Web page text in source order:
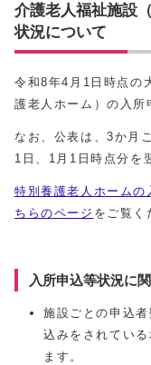
介護老人福祉施設
状況について
令和8年4月1日時点の
護老人ホーム）の入所
なお、公表は、3か月
1日、1月1日時点分を
特別養護老人ホームの
ちらのページ をご覧く
入所申込等状況に
施設ごとの申込
込みをされてい
ます。